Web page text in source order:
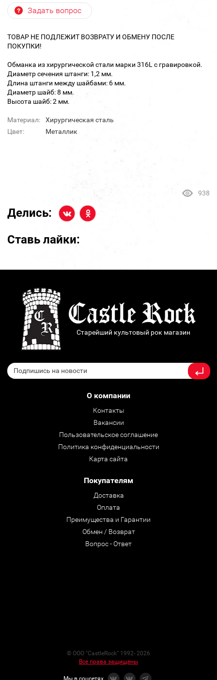
Задать вопрос
ТОВАР НЕ ПОДЛЕЖИТ ВОЗВРАТУ И ОБМЕНУ ПОСЛЕ
ПОКУПКИ!
Обманка из хирургической стали марки 316L с гравировкой.
Диаметр сечения штанги: 1,2 мм.
Длина штанги между шайбами: 6 мм.
Диаметр шайб: 8 мм.
Высота шайб: 2 мм.
Материал:
Хирургическая сталь
Цвет:
Металлик
938
Делись:
Ставь лайки:
Старейший культовый рок магазин
О компании
Контакты
Вакансии
Пользовательское соглашение
Политика конфиденциальности
Карта сайта
Покупателям
Доставка
Оплата
Преимущества и Гарантии
Обмен / Возврат
Вопрос - Ответ
© ООО "CastleRock" 1992- 2026
Все права защищены
Мы в соцсетях